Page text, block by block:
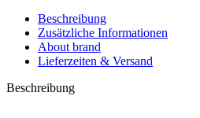
Beschreibung
Zusätzliche Informationen
About brand
Lieferzeiten & Versand
Beschreibung